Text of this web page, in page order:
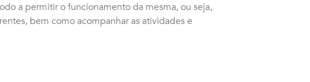
a permitir o funcionamento da mesma, ou seja,
bem como acompanhar as atividades e